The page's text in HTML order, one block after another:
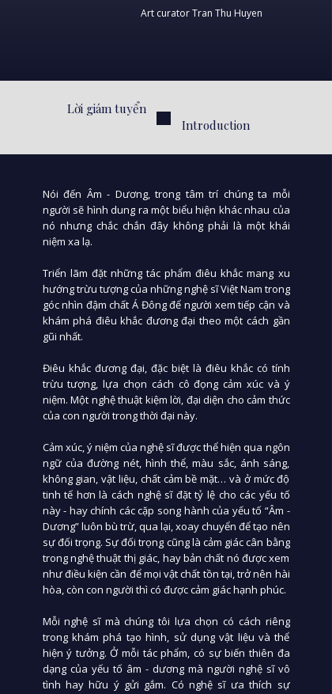
Art curator Tran Thu Huyen
Lời giám tuyển
Introduction
Nói đến Âm - Dương, trong tâm trí chúng ta mỗi
người sẽ hình dung ra một biểu hiện khác nhau của
nó nhưng chắc chắn đây không phải là một khái
niệm xa lạ.
Triển lãm đặt những tác phẩm điêu khắc mang xu
hướng trừu tượng của những nghệ sĩ Việt Nam trong
góc nhìn đậm chất Á Đông để người xem tiếp cận và
khám phá điêu khắc đương đại theo một cách gần
gũi nhất.
Điêu khắc đương đại, đặc biệt là điêu khắc có tính
trừu tượng, lựa chọn cách cô đọng cảm xúc và ý
niệm. Một nghệ thuật kiệm lời, đại diện cho cảm thức
của con người trong thời đại này.
Cảm xúc, ý niệm của nghệ sĩ được thể hiện qua ngôn
ngữ của đường nét, hình thể, màu sắc, ánh sáng,
không gian, vật liệu, chất cảm bề mặt… và ở mức độ
tinh tế hơn là cách nghệ sĩ đặt tỷ lệ cho các yếu tố
này - hay chính các cặp song hành của yếu tố “Âm -
Dương” luôn bù trừ, qua lại, xoay chuyển để tạo nên
sự đối trọng. Sự đối trọng cũng là cảm giác cân bằng
trong nghệ thuật thị giác, hay bản chất nó được xem
như điều kiện cần để mọi vật chất tồn tại, trở nên hài
hòa, còn con người thì có được cảm giác hạnh phúc.
Mỗi nghệ sĩ mà chúng tôi lựa chọn có cách riêng
trong khám phá tạo hình, sử dụng vật liệu và thể
hiện ý tưởng. Ở mỗi tác phẩm, có sự biến thiên đa
dạng của yếu tố âm - dương mà người nghệ sĩ vô
tình hay hữu ý gửi gắm. Có nghệ sĩ ưa thích sự